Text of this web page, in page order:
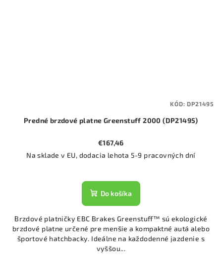
Predné brzdové platne Greenstuff 2000 (DP21495)
€167,46
Na sklade v EU, dodacia lehota 5-9 pracovných dní
Do košíka
Brzdové platničky EBC Brakes Greenstuff™ sú ekologické
brzdové platne určené pre menšie a kompaktné autá alebo
športové hatchbacky. Ideálne na každodenné jazdenie s
vyššou...
KÓD:DP21495